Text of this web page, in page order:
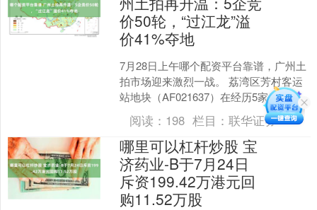
价50轮，“过江龙”溢
价41%夺地
7月28日上午哪个配资平台靠谱，广州土
拍市场迎来激烈一战。 荔湾区芳村客运
站地块（AF021637）在经历5家房企长
达50轮的竞价后，最终由绿城集团以总
价16.....
阅读： 198 栏目：联华证券
哪里可以杠杆炒股 宝
济药业-B于7月24日
斥资199.42万港元回
购11.52万股